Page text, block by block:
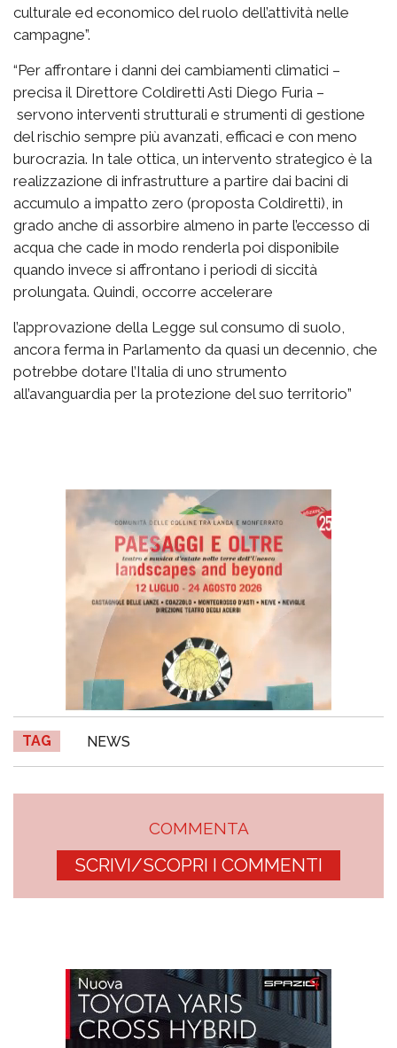
culturale ed economico del ruolo dell’attività nelle
campagne”.
“Per affrontare i danni dei cambiamenti climatici –
precisa il Direttore Coldiretti Asti Diego Furia –
servono interventi strutturali e strumenti di gestione
del rischio sempre più avanzati, efficaci e con meno
burocrazia. In tale ottica, un intervento strategico è la
realizzazione di infrastrutture a partire dai bacini di
accumulo a impatto zero (proposta Coldiretti), in
grado anche di assorbire almeno in parte l’eccesso di
acqua che cade in modo renderla poi disponibile
quando invece si affrontano i periodi di siccità
prolungata. Quindi, occorre accelerare
l’approvazione della Legge sul consumo di suolo,
ancora ferma in Parlamento da quasi un decennio, che
potrebbe dotare l’Italia di uno strumento
all’avanguardia per la protezione del suo territorio”
TAG NEWS
COMMENTA
SCRIVI/SCOPRI I COMMENTI